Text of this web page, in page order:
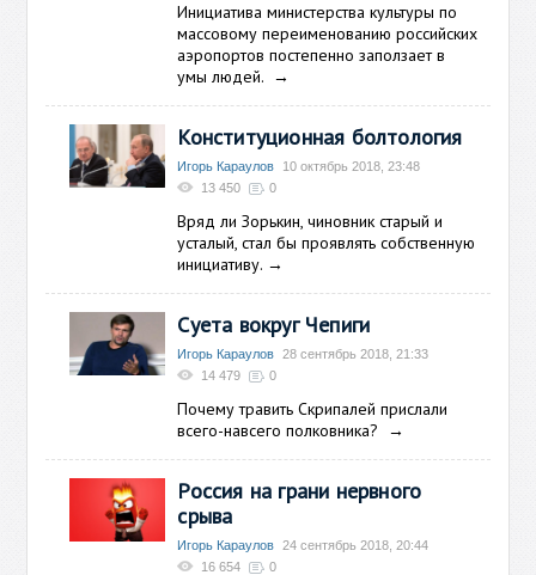
Инициатива министерства культуры по
массовому переименованию российских
аэропортов постепенно заползает в
умы людей. →
Конституционная болтология
Игорь Караулов
10 октябрь 2018, 23:48
13 450
0
Вряд ли Зорькин, чиновник старый и
усталый, стал бы проявлять собственную
инициативу. →
Суета вокруг Чепиги
Игорь Караулов
28 сентябрь 2018, 21:33
14 479
0
Почему травить Скрипалей прислали
всего-навсего полковника?
→
Россия на грани нервного
срыва
Игорь Караулов
24 сентябрь 2018, 20:44
16 654
0